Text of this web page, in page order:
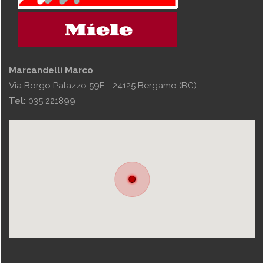
Marcandelli Marco
Via Borgo Palazzo 59F - 24125 Bergamo (BG)
Tel: 035 221899